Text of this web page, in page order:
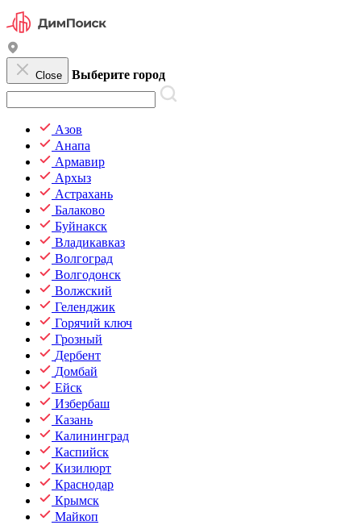
Close Выберите город
Азов
Анапа
Армавир
Архыз
Астрахань
Балаково
Буйнакск
Владикавказ
Волгоград
Волгодонск
Волжский
Геленджик
Горячий ключ
Грозный
Дербент
Домбай
Ейск
Избербаш
Казань
Калининград
Каспийск
Кизилюрт
Краснодар
Крымск
Майкоп